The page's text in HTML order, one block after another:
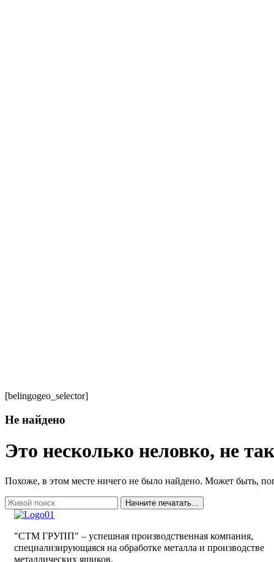
[belingogeo_selector]
Не найдено
Это несколько неловко, не
Похоже, в этом месте ничего не было найдено. Может быть,
Начните печатать...
"СТМ ГРУПП" – успешная производственная компания,
специализирующаяся на обработке металла и производстве
металлических ящиков.